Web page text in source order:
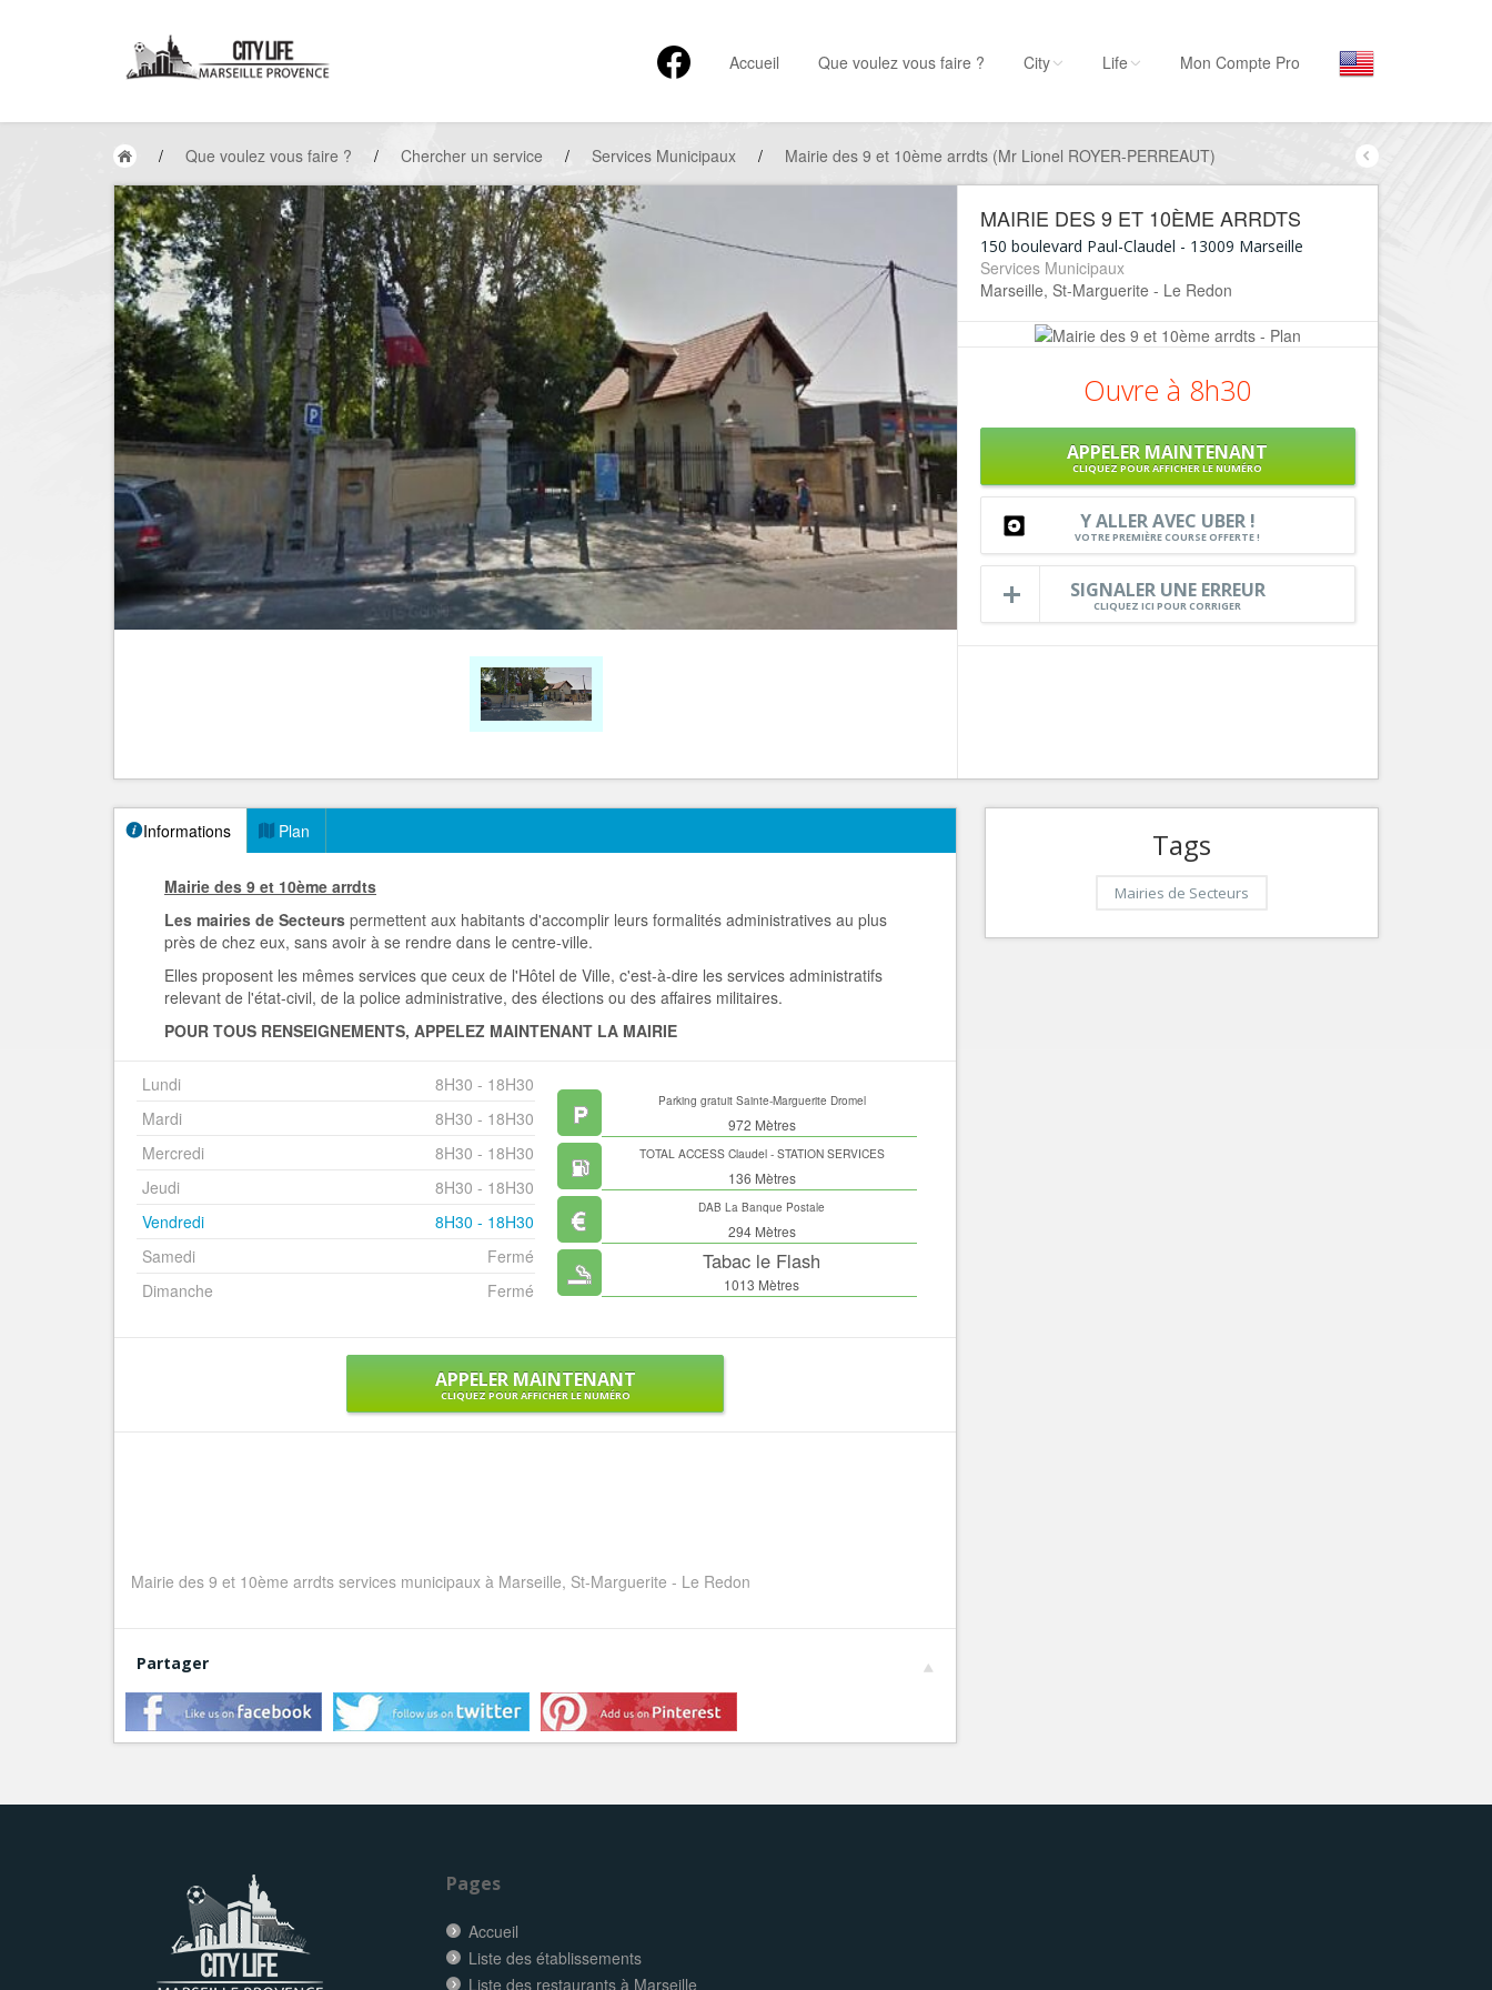
Accueil Que voulez vous faire ?
Hôtels, ...
Sortir
Mode, ...
Loisirs
Plages, sports, ...
Tourisme, ...
City Life Mon Compte Pro
/ Que voulez vous faire ? / Chercher un service / Services Municipaux / Mairie des 9 et 10ème arrdts (Mr Lionel ROYER-PERREAUT)
MAIRIE DES 9 ET 10ÈME ARRDTS
150 boulevard Paul-Claudel - 13009 Marseille
Services Municipaux
Marseille, St-Marguerite - Le Redon
Ouvre à 8h30
APPELER MAINTENANT
CLIQUEZ POUR AFFICHER LE NUMÉRO
Y ALLER AVEC UBER !
VOTRE PREMIÈRE COURSE OFFERTE !
SIGNALER UNE ERREUR
CLIQUEZ ICI POUR CORRIGER
Informations Plan
Mairie des 9 et 10ème arrdts
Les mairies de Secteurs permettent aux habitants d'accomplir leurs formalités administratives au plus
près de chez eux, sans avoir à se rendre dans le centre-ville.
Elles proposent les mêmes services que ceux de l'Hôtel de Ville, c'est-à-dire les services administratifs
relevant de l'état-civil, de la police administrative, des élections ou des affaires militaires.
POUR TOUS RENSEIGNEMENTS, APPELEZ MAINTENANT LA MAIRIE
Lundi
8H30 - 18H30
Mardi
8H30 - 18H30
Mercredi
8H30 - 18H30
Jeudi
8H30 - 18H30
Vendredi
8H30 - 18H30
Samedi
Fermé
Dimanche
Fermé
Parking gratuit Sainte-Marguerite Dromel
972 Mètres
TOTAL ACCESS Claudel - STATION SERVICES
136 Mètres
DAB La Banque Postale
294 Mètres
Tabac le Flash
1013 Mètres
APPELER MAINTENANT
CLIQUEZ POUR AFFICHER LE NUMÉRO
Mairie des 9 et 10ème arrdts services municipaux à Marseille, St-Marguerite - Le Redon
Partager
Tags
Mairies de Secteurs
Pages
Accueil
Liste des établissements
Liste des restaurants à Marseille